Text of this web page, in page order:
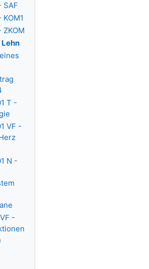
SAF
T -
VF -
N -
-